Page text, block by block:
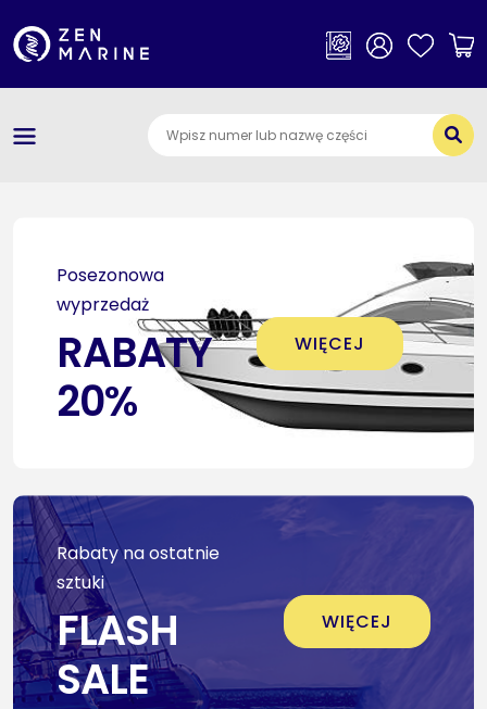
×
Posezonowa
wyprzedaż
RABATY
20%
WIĘCEJ
Rabaty na ostatnie
sztuki
FLASH
SALE
WIĘCEJ